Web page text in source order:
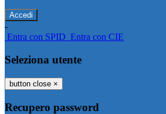
-
Entra con SPID Entra con CIE
Seleziona utente
button close ×
Recupero password